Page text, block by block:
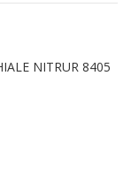
NITRUR 8405